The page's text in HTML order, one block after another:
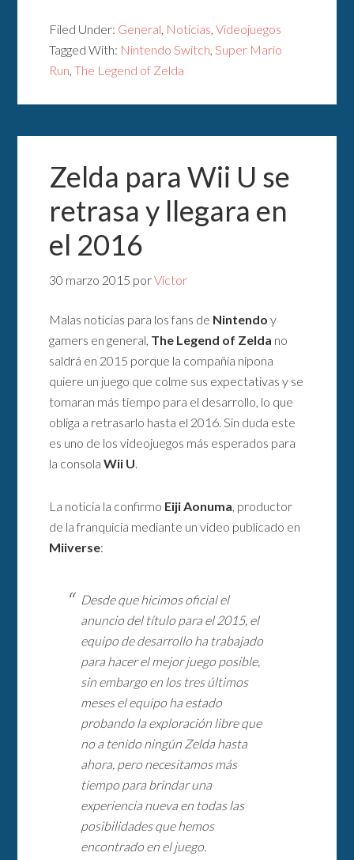
Filed Under: General Noticias ,Videojuegos
Tagged With: Nintendo Switch Super Mario
Run ,The Legend of Zelda
Zelda para Wii U se
retrasa y llegara en
el 2016
30 marzo 2015 porVictor
Malas noticias para los fans de Nintendo y
gamers en general, The Legend of Zelda no
saldrá en 2015 porque la compañía nipona
quiere un juego que colme sus expectativas y se
tomaran más tiempo para el desarrollo, lo que
obliga a retrasarlo hasta el 2016. Sin duda este
es uno de los videojuegos más esperados para
la consolaWii U
La noticia la confirmo Eiji Aonuma , productor
de la franquicia mediante un video publicado en
Miiverse:
Desde que hicimos oficial el
anuncio del título para el 2015, el
equipo de desarrollo ha trabajado
para hacer el mejor juego posible,
sin embargo en los tres últimos
meses el equipo ha estado
probando la exploración libre que
no a tenido ningún Zelda hasta
ahora, pero necesitamos más
tiempo para brindar una
experiencia nueva en todas las
posibilidades que hemos
encontrado en el juego.